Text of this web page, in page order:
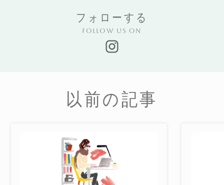
フォローする
Follow us on
以前の記事